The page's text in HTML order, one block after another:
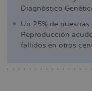
Diagnóstico
Un 25% de
Reproducción
fallidos en otros